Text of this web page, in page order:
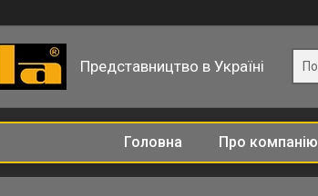
Представництво в Україні
Головна Про компанію